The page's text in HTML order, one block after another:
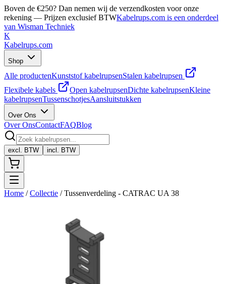
Boven de €250? Dan nemen wij de verzendkosten voor onze
rekening — Prijzen exclusief BTWKabelrups.com is een onderdeel
van Wisman Techniek
K
Kabelrups.com
Shop
Alle productenKunststof kabelrupsenStalen kabelrupsen
Flexibele kabels
Open kabelrupsenDichte kabelrupsenKleine
kabelrupsenTussenschotjesAansluitstukken
Over Ons
Over OnsContactFAQBlog
excl. BTW incl. BTW
Home / Collectie / Tussenverdeling - CATRAC UA 38